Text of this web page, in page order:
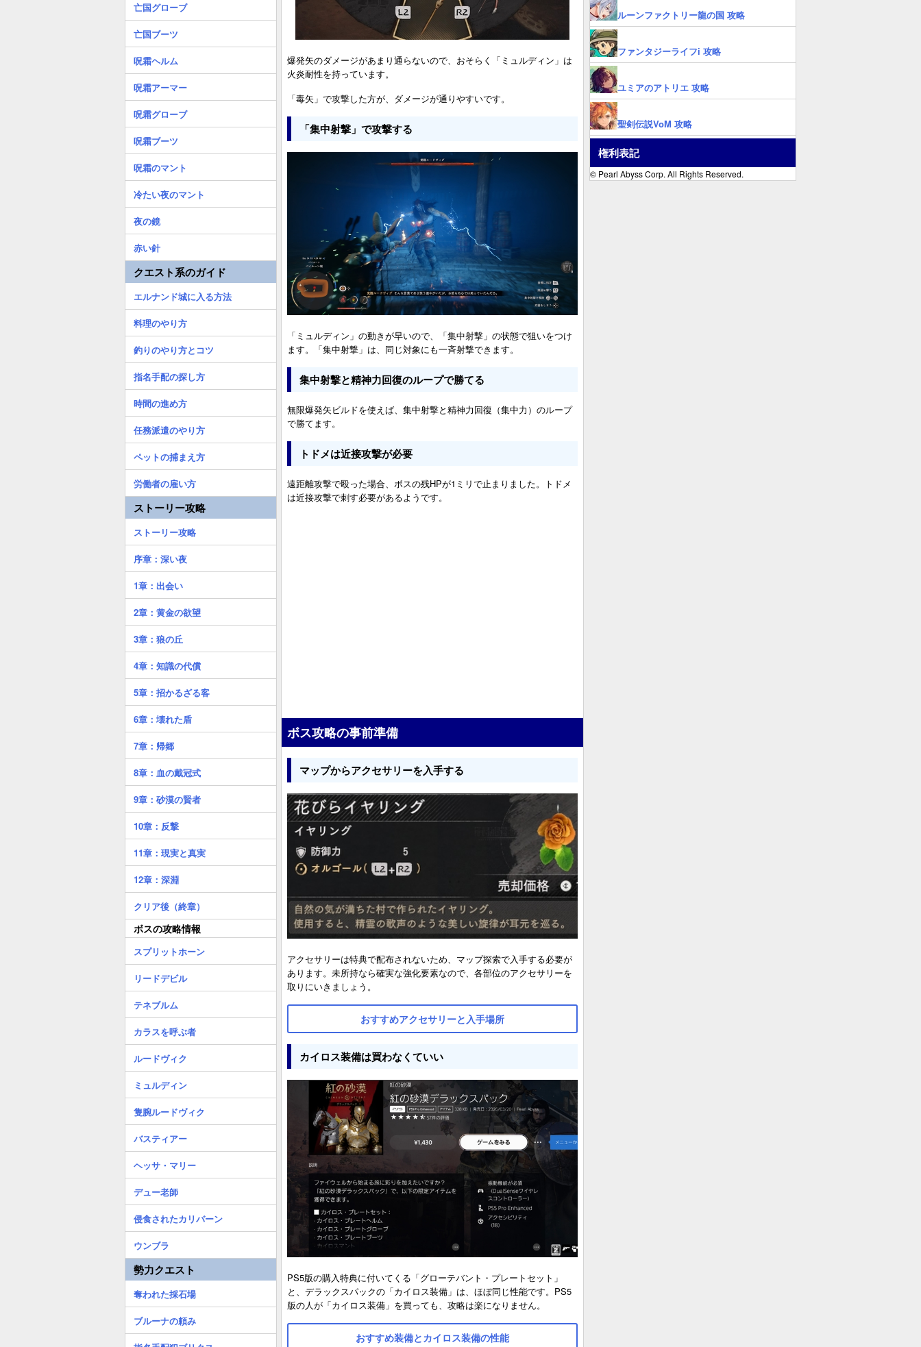
爆発矢のダメージがあまり通らないので、おそらく「ミュルディン」は
火炎耐性を持っています。
「毒矢」で攻撃した方が、ダメージが通りやすいです。
「集中射撃」で攻撃する
「ミュルディン」の動きが早いので、「集中射撃」の状態で狙いをつけ
ます。「集中射撃」は、同じ対象にも一斉射撃できます。
集中射撃と精神力回復のループで勝てる
無限爆発矢ビルドを使えば、集中射撃と精神力回復（集中力）のループ
で勝てます。
トドメは近接攻撃が必要
遠距離攻撃で殴った場合、ボスの残HPが1ミリで止まりました。トドメ
は近接攻撃で刺す必要があるようです。
ボス攻略の事前準備
マップからアクセサリーを入手する
アクセサリーは特典で配布されないため、マップ探索で入手する必要が
あります。未所持なら確実な強化要素なので、各部位のアクセサリーを
取りにいきましょう。
おすすめアクセサリーと入手場所
カイロス装備は買わなくていい
PS5版の購入特典に付いてくる「グローテバント・プレートセット」
と、デラックスパックの「カイロス装備」は、ほぼ同じ性能です。PS5
版の人が「カイロス装備」を買っても、攻略は楽になりません。
おすすめ装備とカイロス装備の性能
亡国グローブ
亡国ブーツ
呪霜ヘルム
呪霜アーマー
呪霜グローブ
呪霜ブーツ
呪霜のマント
冷たい夜のマント
夜の鏡
赤い針
クエスト系のガイド
エルナンド城に入る方法
料理のやり方
釣りのやり方とコツ
指名手配の探し方
時間の進め方
任務派遣のやり方
ペットの捕まえ方
労働者の雇い方
ストーリー攻略
ストーリー攻略
序章：深い夜
1章：出会い
2章：黄金の欲望
3章：狼の丘
4章：知識の代償
5章：招かるざる客
6章：壊れた盾
7章：帰郷
8章：血の戴冠式
9章：砂漠の賢者
10章：反撃
11章：現実と真実
12章：深淵
クリア後（終章）
ボスの攻略情報
スプリットホーン
リードデビル
テネブルム
カラスを呼ぶ者
ルードヴィク
ミュルディン
隻腕ルードヴィク
バスティアー
ヘッサ・マリー
デュー老師
侵食されたカリバーン
ウンブラ
勢力クエスト
奪われた採石場
ブルーナの頼み
ルーンファクトリー龍の国 攻略
ファンタジーライフi 攻略
ユミアのアトリエ 攻略
聖剣伝説VoM 攻略
権利表記
© Pearl Abyss Corp. All Rights Reserved.